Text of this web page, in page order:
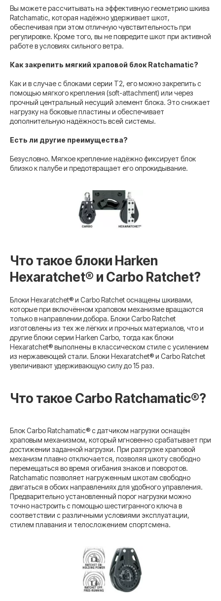
Вы можете рассчитывать на эффективную геометрию шкива
Ratchamatic, которая надёжно удерживает шкот,
обеспечивая при этом отличную чувствительность при
регулировке. Кроме того, вы не повредите шкот при активной
работе в условиях сильного ветра.
Как закрепить мягкий храповой блок Ratchamatic?
Как и в случае с блоками серии T2, его можно закрепить с
помощью мягкого крепления (soft-attachment) или через
прочный центральный несущий элемент блока. Это снижает
нагрузку на боковые пластины и обеспечивает
дополнительную надёжность всей системы.
Есть ли другие преимущества?
Безусловно. Мягкое крепление надёжно фиксирует блок
близко к палубе и предотвращает его опрокидывание.
Что такое блоки Harken
Hexaratchet® и Carbo Ratchet?
Блоки Hexaratchet® и Carbo Ratchet оснащены шкивами,
которые при включённом храповом механизме вращаются
только в направлении добора. Блоки Carbo Ratchet
изготовлены из тех же лёгких и прочных материалов, что и
другие блоки серии Harken Carbo, тогда как блоки
Hexaratchet® выполнены в классическом стиле с усилением
из нержавеющей стали. Блоки Hexaratchet® и Carbo Ratchet
увеличивают удерживающую силу до 15 раз.
Что такое Carbo Ratchamatic®?
Блок Carbo Ratchamatic® с датчиком нагрузки оснащён
храповым механизмом, который мгновенно срабатывает при
достижении заданной нагрузки. При разгрузке храповой
механизм плавно отключается, позволяя шкоту свободно
перемещаться во время огибания знаков и поворотов.
Ratchamatic позволяет нагруженным шкотам свободно
двигаться в обоих направлениях для удобного управления.
Предварительно установленный порог нагрузки можно
точно настроить с помощью шестигранного ключа в
соответствии с различными условиями эксплуатации,
стилем плавания и телосложением спортсмена.